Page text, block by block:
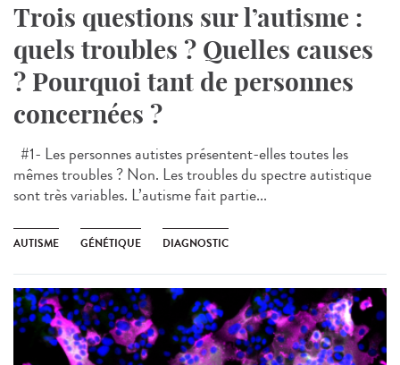
Trois questions sur l’autisme :
quels troubles ? Quelles causes
? Pourquoi tant de personnes
concernées ?
#1- Les personnes autistes présentent-elles toutes les
mêmes troubles ? Non. Les troubles du spectre autistique
sont très variables. L’autisme fait partie...
AUTISME GÉNÉTIQUE DIAGNOSTIC